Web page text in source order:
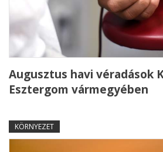
Augusztus havi véradások
Esztergom vármegyében
KÖRNYEZET